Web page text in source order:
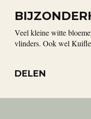
Veel kleine witte
vlinders. Ook wel
DELEN